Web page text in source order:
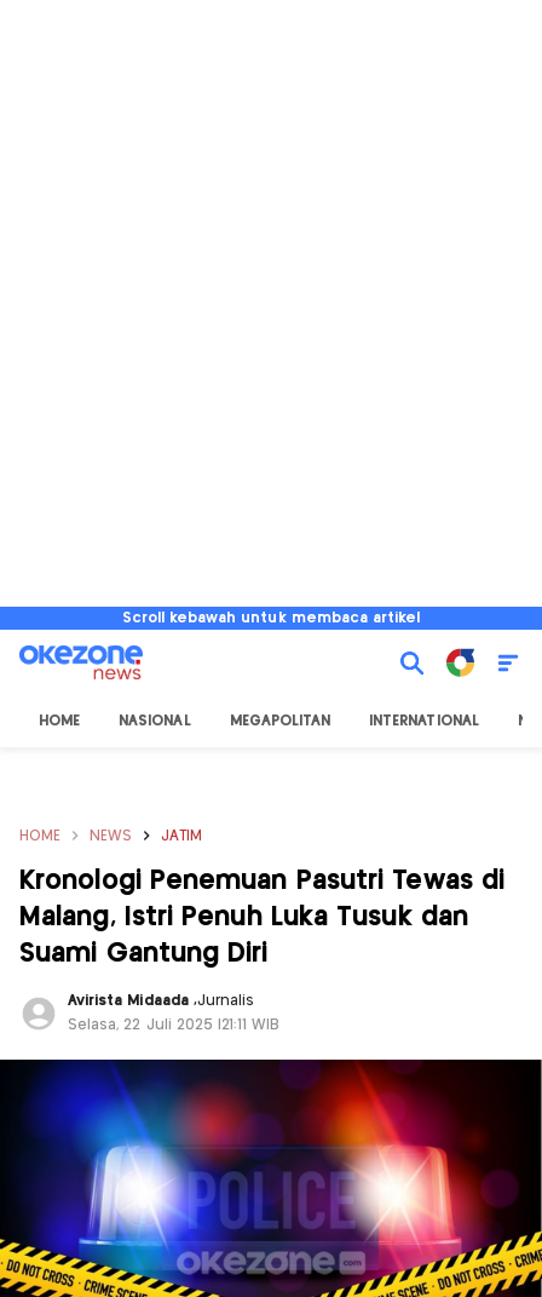
Scroll kebawah untuk membaca artikel
HOME NASIONAL MEGAPOLITAN INTERNATIONAL
HOME NEWS JATIM
Kronologi Penemuan Pasutri Tewas di
Malang, Istri Penuh Luka Tusuk dan
Suami Gantung Diri
Avirista Midaada ,Jurnalis
Selasa, 22 Juli 2025 |21:11 WIB